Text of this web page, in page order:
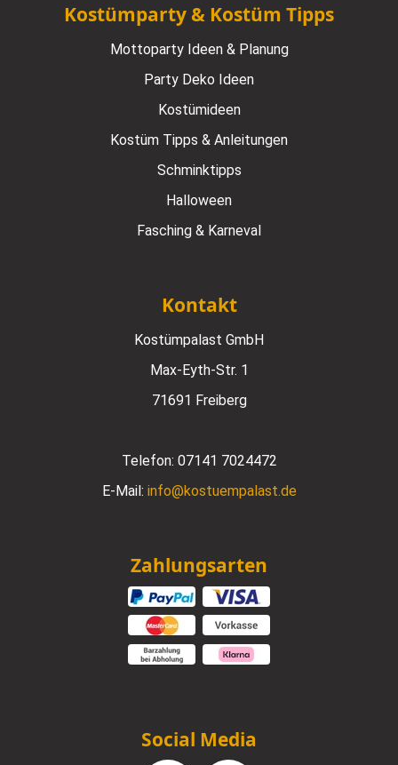
Kostümparty & Kostüm Tipps
Mottoparty Ideen & Planung
Party Deko Ideen
Kostümideen
Kostüm Tipps & Anleitungen
Schminktipps
Halloween
Fasching & Karneval
Kontakt
Kostümpalast GmbH
Max-Eyth-Str. 1
71691 Freiberg
Telefon: 07141 7024472
E-Mail: info@kostuempalast.de
Zahlungsarten
Social Media